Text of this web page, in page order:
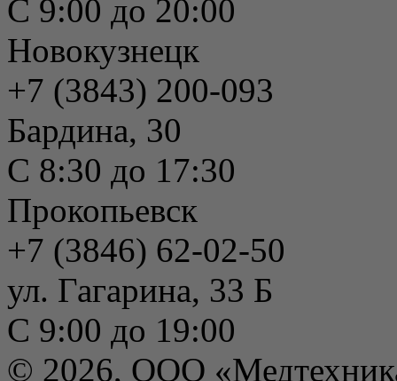
С 9:00 до 20:00
Новокузнецк
+7 (3843) 200-093
Бардина, 30
С 8:30 до 17:30
Прокопьевск
+7 (3846) 62-02-50
ул. Гагарина, 33 Б
С 9:00 до 19:00
© 2026, ООО